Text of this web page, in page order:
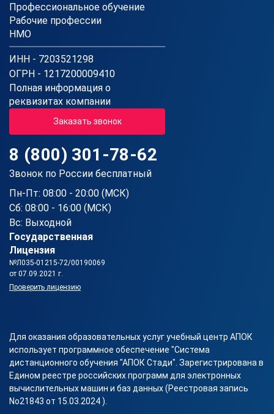
Профессиональное обучение
Рабочие профессии
НМО
ИНН - 7203521298
ОГРН - 1217200009410
Полная информация о
реквизитах компании
Заказать звонок
8 (800) 301-78-62
Звонок по России бесплатный
Пн-Пт: 08:00 - 20:00 (МСК)
Сб: 08:00 - 16:00 (МСК)
Вс: Выходной
Государственная
Лицензия
№Л035-01215-72/00190069
от 07.09.2021 г.
Проверить лицензию
Для оказания образовательных услуг учебный центр АПОК
использует программное обеспечение "Система
дистанционного обучения "АПОК Стади". Зарегистрирована в
Едином реестре российских программ для электронных
вычислительных машин и баз данных (Реестровая запись
No21843 от 15.03.2024 ).